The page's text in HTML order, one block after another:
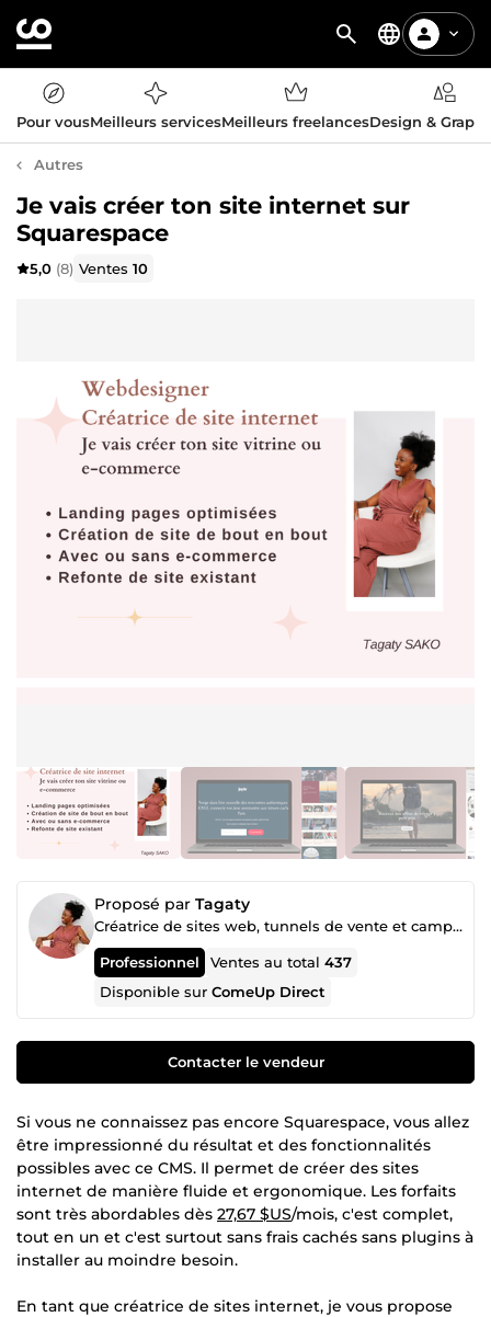
Pour vousMeilleurs servicesMeilleurs freelancesDesign &
Autres
Je vais créer ton site internet sur
Squarespace
5,0 (8) Ventes10
Proposé par Tagaty
Créatrice de sites web, tunnels de vente et campagnes publicitaires
Professionnel Ventes au total437
Disponible surComeUp Direct
Contacter le vendeur
Si vous ne connaissez pas encore Squarespace, vous allez
être impressionné du résultat et des fonctionnalités
possibles avec ce CMS. Il permet de créer des sites
internet de manière fluide et ergonomique. Les forfaits
sont très abordables dès 27,67 $US/mois, c'est complet,
tout en un et c'est surtout sans frais cachés sans plugins à
installer au moindre besoin.
En tant que créatrice de sites internet, je vous propose